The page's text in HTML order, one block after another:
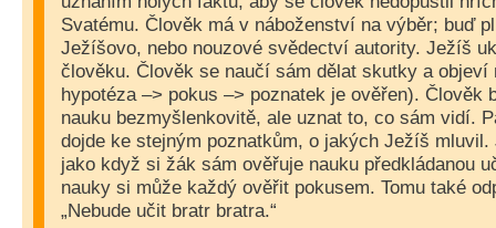
Svatému. Člověk má v náboženství na výběr; buď
Ježíšovo, nebo nouzové svědectví autority. Ježíš
člověku. Člověk se naučí sám dělat skutky a objeví
hypotéza –> pokus –> poznatek je ověřen). Člověk
nauku bezmyšlenkovitě, ale uznat to, co sám vidí.
dojde ke stejným poznatkům, o jakých Ježíš mluvil.
jako když si žák sám ověřuje nauku předkládanou
nauky si může každý ověřit pokusem. Tomu také
„Nebude učit bratr bratra.“